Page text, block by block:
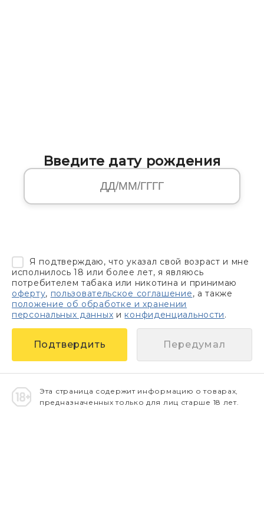
Введите дату рождения
Я подтверждаю, что указал свой возраст и мне
исполнилось 18 или более лет, я являюсь
потребителем табака или никотина и принимаю
оферту, пользовательское соглашение, а также
положение об обработке и хранении
персональных данных и конфиденциальности.
Передумал
Эта страница содержит информацию о товарах,
предназначенных только для лиц старше 18 лет.